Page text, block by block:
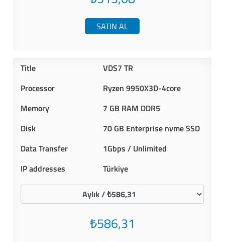
SATIN AL
VDS7 TR
Ryzen 9950X3D-4core
7 GB RAM DDR5
70 GB Enterprise nvme SSD
1Gbps / Unlimited
Türkiye
₺586,31